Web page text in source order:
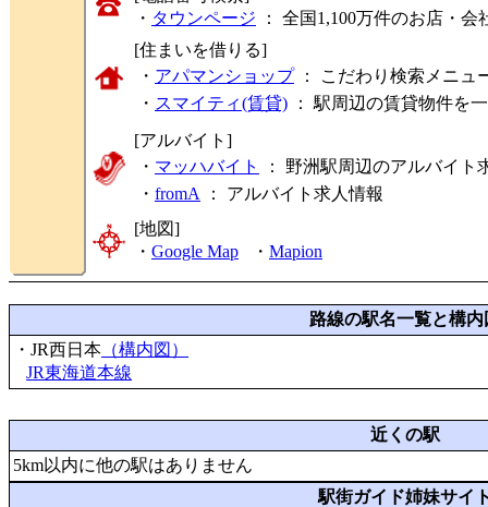
・ タウンページ ： 全国1,100万件のお店・
[住まいを借りる]
・ アパマンショップ： こだわり検索メニュ
・ スマイティ(賃貸) ： 駅周辺の賃貸物件を
[アルバイト]
・ マッハバイト
： 野洲駅周辺のアルバイト
・ fromA ： アルバイト求人情報
[地図]
・ Google Map ・ Mapion
路線の駅名一覧と構内
・JR西日本 （構内図）
JR東海道本線
近くの駅
5km以内に他の駅はありません
駅街ガイド姉妹サイ